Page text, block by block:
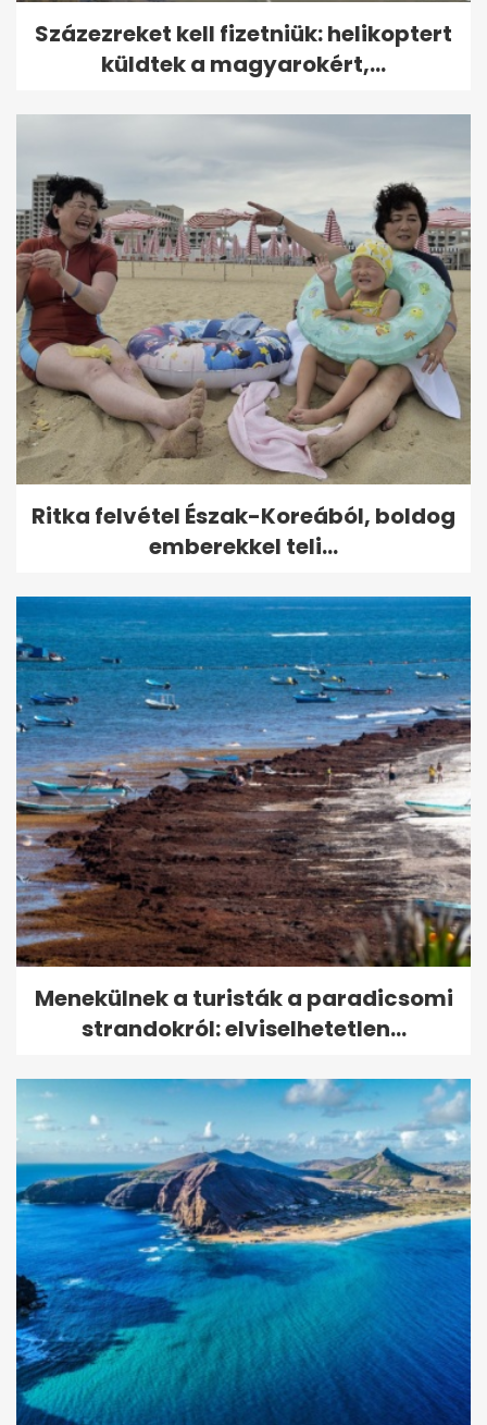
Százezreket kell fizetniük: helikoptert
küldtek a magyarokért,...
Ritka felvétel Észak-Koreából, boldog
emberekkel teli...
Menekülnek a turisták a paradicsomi
strandokról: elviselhetetlen...